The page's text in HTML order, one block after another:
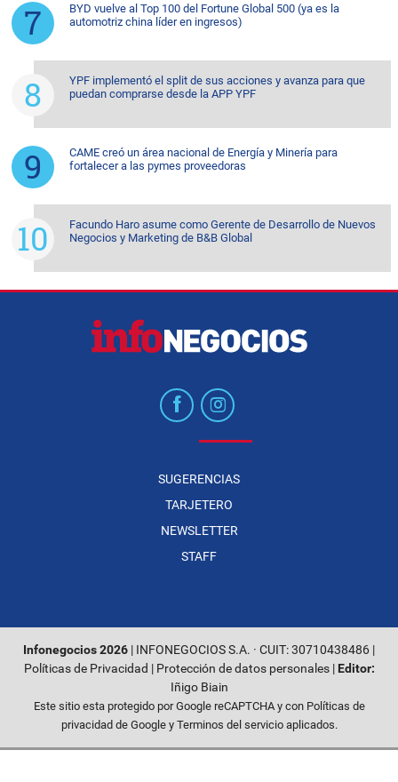
BYD vuelve al Top 100 del Fortune Global 500 (ya es la
automotriz china líder en ingresos)
YPF implementó el split de sus acciones y avanza para que
puedan comprarse desde la APP YPF
CAME creó un área nacional de Energía y Minería para
fortalecer a las pymes proveedoras
Facundo Haro asume como Gerente de Desarrollo de Nuevos
Negocios y Marketing de B&B Global
SUGERENCIAS
TARJETERO
NEWSLETTER
STAFF
Infonegocios 2026 | INFONEGOCIOS S.A. · CUIT: 30710438486 |
Políticas de Privacidad | Protección de datos personales| Editor:
Iñigo Biain
Este sitio esta protegido por Google reCAPTCHA y con Políticas de
privacidad de Googley Terminos del servicioaplicados.